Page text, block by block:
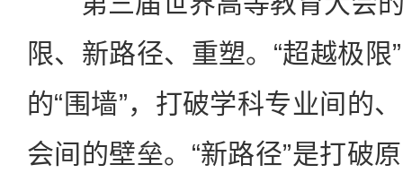
限、新路径、重塑。“超越极
的“围墙”，打破学科专业间的
会间的壁垒。“新路径”是打破